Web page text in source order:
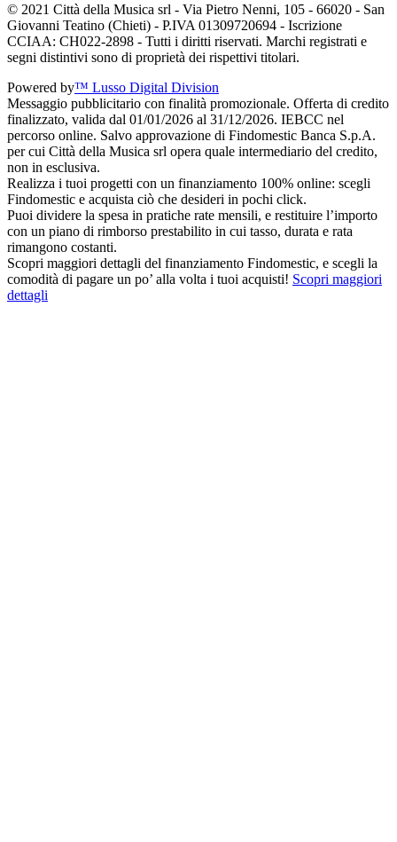
© 2021 Città della Musica srl - Via Pietro Nenni, 105 - 66020 - San
Giovanni Teatino (Chieti) - P.IVA 01309720694 - Iscrizione
CCIAA: CH022-2898 - Tutti i diritti riservati. Marchi registrati e
segni distintivi sono di proprietà dei rispettivi titolari.
Powered by™ Lusso Digital Division
Messaggio pubblicitario con finalità promozionale. Offerta di credito
finalizzato, valida dal 01/01/2026 al 31/12/2026. IEBCC nel
percorso online. Salvo approvazione di Findomestic Banca S.p.A.
per cui Città della Musica srl opera quale intermediario del credito,
non in esclusiva.
Realizza i tuoi progetti con un finanziamento 100% online: scegli
Findomestic e acquista ciò che desideri in pochi click.
Puoi dividere la spesa in pratiche rate mensili, e restituire l’importo
con un piano di rimborso prestabilito in cui tasso, durata e rata
rimangono costanti.
Scopri maggiori dettagli del finanziamento Findomestic, e scegli la
comodità di pagare un po’ alla volta i tuoi acquisti! Scopri maggiori
dettagli